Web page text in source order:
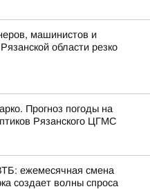
машинистов и
области резко
Прогноз погоды на
Рязанского ЦГМС
ежемесячная смена
создает волны спроса